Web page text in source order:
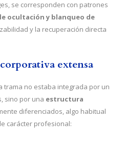
se corresponden con patrones
ocultación y blanqueo de
y la recuperación directa
extensa
trama no estaba integrada por un
sino por una estructura
diferenciados, algo habitual
carácter profesional: